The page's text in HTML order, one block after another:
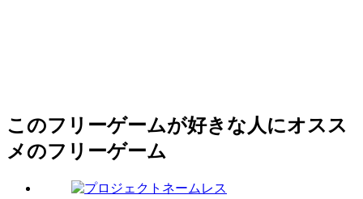
このフリーゲームが好きな人にオスス
メのフリーゲーム